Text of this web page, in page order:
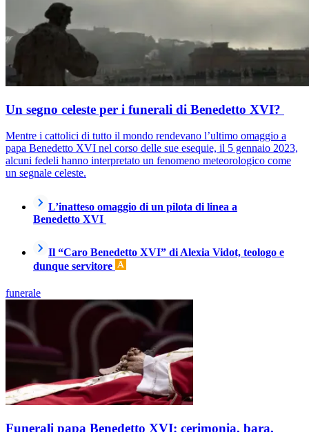
Un segno celeste per i funerali di Benedetto XVI?
Mentre i cattolici di tutto il mondo rendevano l’ultimo omaggio a
papa Benedetto XVI nel corso delle sue esequie, il 5 gennaio 2023,
alcuni fedeli hanno interpretato un fenomeno meteorologico come
un segnale celeste.
L’inatteso omaggio di un pilota di linea a
Benedetto XVI
Il “Caro Benedetto XVI” di Alexia Vidot, teologo e
dunque servitore
funerale
Funerali papa Benedetto XVI: cerimonia, bara,